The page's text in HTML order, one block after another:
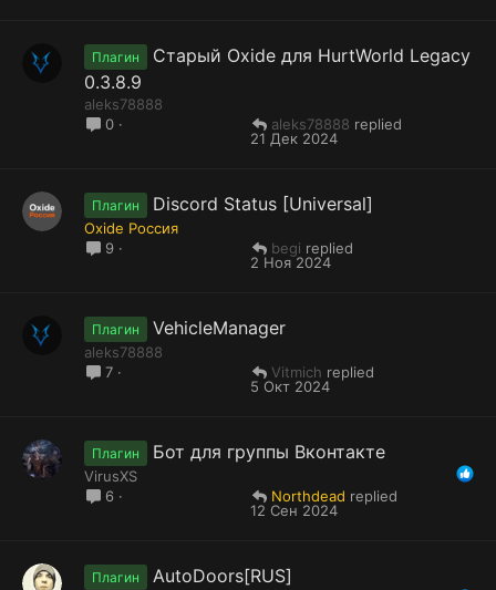
Плагин
Старый Oxide для HurtWorld Legacy
0.3.8.9
aleks78888
0
21 Дек 2024
aleks78888
Плагин Discord Status [Universal]
Oxide Россия
9
2 Ноя 2024
begi
Плагин VehicleManager
aleks78888
7
5 Окт 2024
Vitmich
Плагин Бот для группы Вконтакте
VirusXS
6
12 Сен 2024
Northdead
Плагин AutoDoors[RUS]